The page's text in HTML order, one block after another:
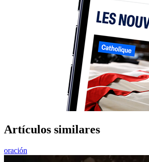
Artículos similares
oración